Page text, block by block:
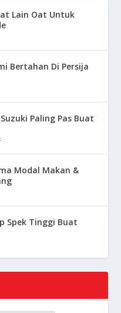
Lain Oat Untuk
Bertahan Di Persija
Paling Pas Buat
Modal Makan &
Spek Tinggi Buat